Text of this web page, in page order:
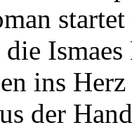
die
ins
der